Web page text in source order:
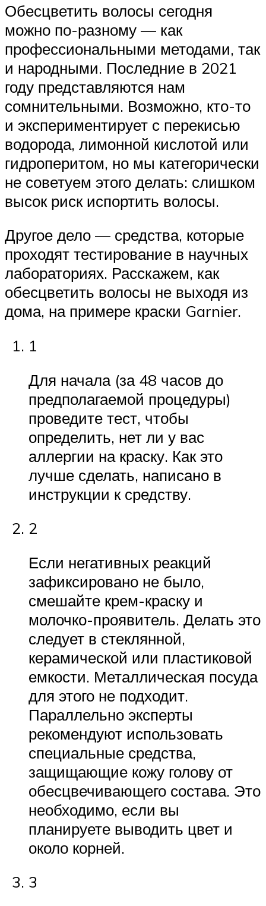
Обесцветить волосы сегодня
можно по-разному — как
профессиональными методами, так
и народными. Последние в 2021
году представляются нам
сомнительными. Возможно, кто-то
и экспериментирует с перекисью
водорода, лимонной кислотой или
гидроперитом, но мы категорически
не советуем этого делать: слишком
высок риск испортить волосы.
Другое дело — средства, которые
проходят тестирование в научных
лабораториях. Расскажем, как
обесцветить волосы не выходя из
дома, на примере краски Garnier.
1
Для начала (за 48 часов до
предполагаемой процедуры)
проведите тест, чтобы
определить, нет ли у вас
аллергии на краску. Как это
лучше сделать, написано в
инструкции к средству.
2
Если негативных реакций
зафиксировано не было,
смешайте крем-краску и
молочко-проявитель. Делать это
следует в стеклянной,
керамической или пластиковой
емкости. Металлическая посуда
для этого не подходит.
Параллельно эксперты
рекомендуют использовать
специальные средства,
защищающие кожу голову от
обесцвечивающего состава. Это
необходимо, если вы
планируете выводить цвет и
около корней.
3